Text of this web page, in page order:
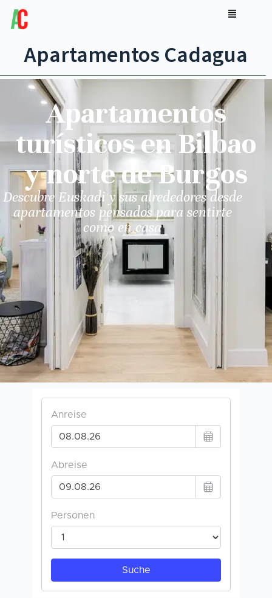
Apartamentos Cadagua
Apartamentos
turísticos en Bilbao
y norte de Burgos
Descubre Euskadi y sus alrededores desde
apartamentos pensados para sentirte
como en casa